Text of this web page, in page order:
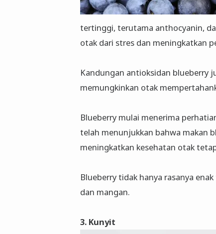
tertinggi, terutama anthocyanin,
otak dari stres dan meningkatkan
Kandungan antioksidan blueberry
memungkinkan otak
Blueberry mulai menerima
telah menunjukkan bahwa makan
meningkatkan kesehatan otak
Blueberry tidak hanya rasanya
dan mangan.
3. Kunyit